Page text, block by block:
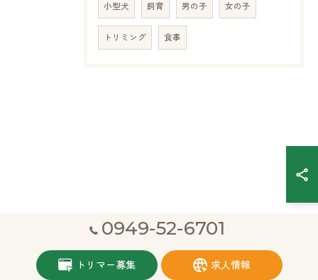
小型犬 飼育 男の子 女の子
トリミング 食事
0949-52-6701
トリマー募集 求人情報